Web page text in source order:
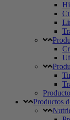
Productos